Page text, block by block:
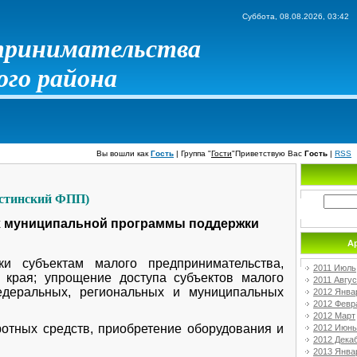
Суббота, 08.08.2026, 03:42
района
Вы вошли как Гость | Группа "Гости"Приветствую Вас Гость | RSS
ФПП)
муниципальной программы поддержки
малого предпринимательства,
края; упрощение доступа субъектов малого
региональных и муниципальных
средств, приобретение оборудования и
2011 Июль
2011
2012
2012
2012 Март
2012 Июнь
2012
2013